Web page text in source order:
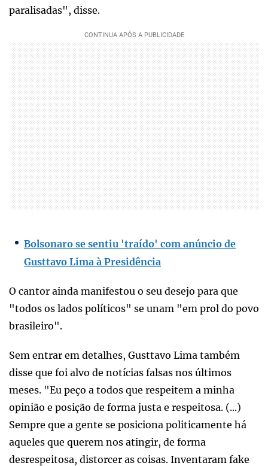
paralisadas", disse.
Bolsonaro se sentiu 'traído' com anúncio de
Gusttavo Lima à Presidência
O cantor ainda manifestou o seu desejo para que
"todos os lados políticos" se unam "em prol do povo
brasileiro".
Sem entrar em detalhes, Gusttavo Lima também
disse que foi alvo de notícias falsas nos últimos
meses. "Eu peço a todos que respeitem a minha
opinião e posição de forma justa e respeitosa. (...)
Sempre que a gente se posiciona politicamente há
aqueles que querem nos atingir, de forma
desrespeitosa, distorcer as coisas. Inventaram fake